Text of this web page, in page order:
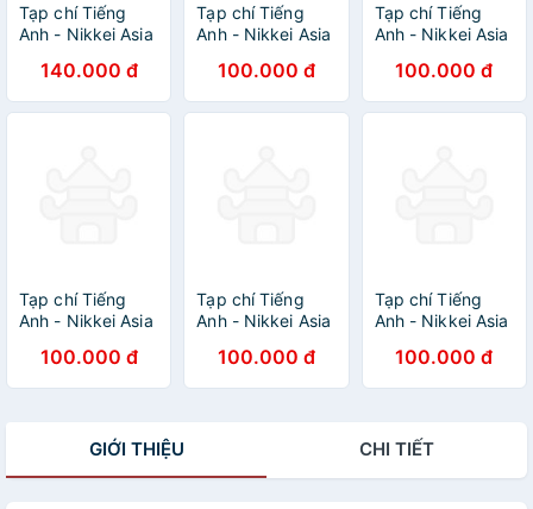
Tạp chí Tiếng
Anh - Nikkei Asia
INDIA'S
INSTAGRAB
140.000 đ
Tạp chí Tiếng
Anh - Nikkei Asia
DEFENDING
JAPAN
100.000 đ
Tạp chí Tiếng
Anh - Nikkei Asia
AGE OF POST-
COVID
AUSTERITY
100.000 đ
Tạp chí Tiếng
Anh - Nikkei Asia
INSIDE APPLE’S
INDIA DREAM
100.000 đ
Tạp chí Tiếng
Anh - Nikkei Asia
THAILAND'S
MOMENT OF
100.000 đ
Tạp chí Tiếng
Anh - Nikkei Asia
CHINA'S
DEMOGRAPHIC
nước ngoài, nhập
100.000 đ
GIỚI THIỆU CHI TIẾT